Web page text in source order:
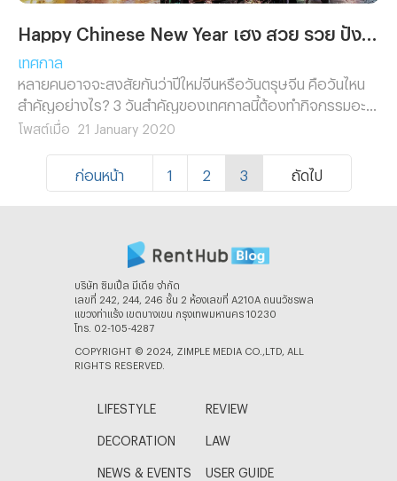
เทศกาล
หลายคนอาจจะสงสัยกันว่าปีใหม่จีนหรือวันตรุษจีน คือวันไหน
สำคัญอย่างไร? 3 วันสำคัญของเทศกาลนี้ต้องทำกิจกรรมอะไร
บ้าง แล้วถ้าต้องการค้นหาที่พักในย่านเยาวราชเพื่อไปเที่ยว
โพสต์เมื่อ 21 January 2020
ก่อนหน้า 1 2 3 ถัดไป
บริษัท ซิมเปิ้ล มีเดีย จํากัด
เลขที่ 242, 244, 246 ชั้น 2 ห้องเลขที่ A210A ถนนวัชรพล
แขวงท่าแร้ง เขตบางเขน กรุงเทพมหานคร 10230
โทร. 02-105-4287
COPYRIGHT © 2024, ZIMPLE MEDIA CO.,LTD, ALL
RIGHTS RESERVED.
LIFESTYLE REVIEW
DECORATION LAW
NEWS & EVENTS USER GUIDE